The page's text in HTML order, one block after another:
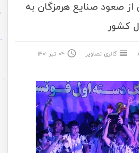
صعود صنایع هرمزگان به
کشور
گالری تصاویر ۰۴ تیر ۱۴۰۱